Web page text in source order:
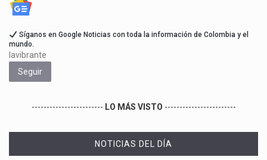
Síganos en Google Noticias con toda la información de Colombia y el
mundo.
lavibrante
Seguir
------------------------ LO MÁS VISTO ------------------------
NOTICIAS DEL DÍA